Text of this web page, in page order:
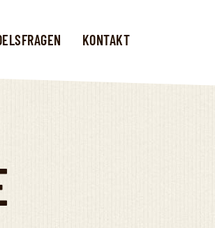
KONTAKT